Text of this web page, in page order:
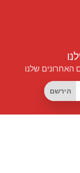
האחרונים שלנו
הירשם